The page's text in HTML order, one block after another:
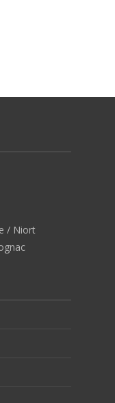
/ Niort